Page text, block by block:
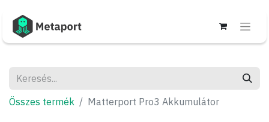
Összes termék Matterport Pro3 Akkumulátor